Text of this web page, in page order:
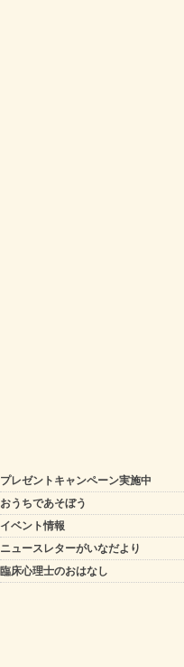
プレゼントキャンペーン実施中
おうちであそぼう
イベント情報
ニュースレターがいなだより
臨床心理士のおはなし